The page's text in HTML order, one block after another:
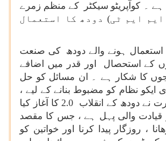
ہے ۔ کوآپریٹو سیکٹر کے منظم زمرے
56 فی صد (26 ایم ایم ٹی) دودھ کا استعمال
ہونے والے دودھ کی صنعت
کے استحصال اور قدر میں اضافے
کا شکار ہے ۔ ان مسائل کو حل
ایکو نظام کو مضبوط بنانے کے لیے ،
امدادِ باہمی کی وزارت نے دودھ کے انقلاب 2.0 کا آغاز کیا
قیادت والی پہل ہے ، جس کا مقصد
، روزگار پیدا کرنا اور خواتین کو